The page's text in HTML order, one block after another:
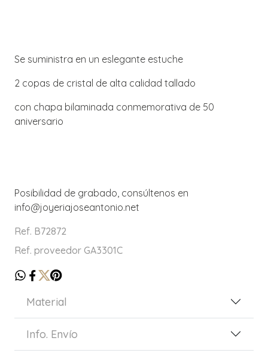
Se suministra en un eslegante estuche
2 copas de cristal de alta calidad tallado
con chapa bilaminada conmemorativa de 50
aniversario
Posibilidad de grabado, consúltenos en
info@joyeriajoseantonio.net
Ref. B72872
Ref. proveedor GA3301C
Material
Info. Envío